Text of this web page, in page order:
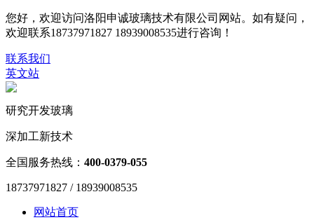
您好，欢迎访问洛阳申诚玻璃技术有限公司网站。如有疑问，
欢迎联系18737971827 18939008535进行咨询！
联系我们
英文站
研究开发玻璃
深加工新技术
全国服务热线： 400-0379-055
18737971827 / 18939008535
网站首页